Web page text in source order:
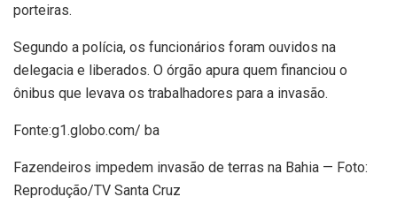
porteiras.
Segundo a polícia, os funcionários foram ouvidos na
delegacia e liberados. O órgão apura quem financiou o
ônibus que levava os trabalhadores para a invasão.
Fonte:g1.globo.com/ ba
Fazendeiros impedem invasão de terras na Bahia — Foto:
Reprodução/TV Santa Cruz